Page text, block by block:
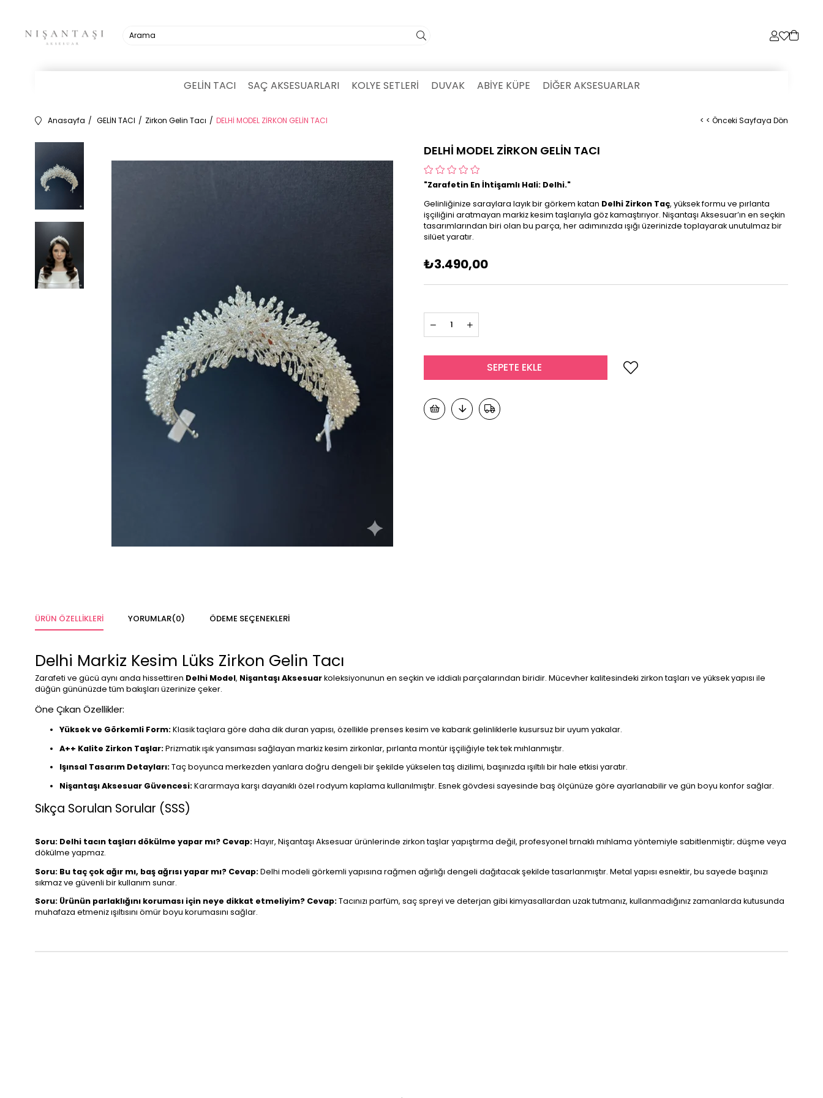
GELİN TACI SAÇ AKSESUARLARI KOLYE SETLERİ DUVAK ABİYE KÜPE DİĞER AKSESUARLAR
Anasayfa GELİN TACI Zirkon Gelin Tacı DELHİ MODEL ZİRKON GELİN TACI < < Önceki Sayfaya Dön
DELHİ MODEL ZİRKON GELİN TACI
"Zarafetin En İhtişamlı Hali: Delhi."
Gelinliğinize saraylara layık bir görkem katan Delhi Zirkon Taç, yüksek formu ve pırlanta
işçiliğini aratmayan markiz kesim taşlarıyla göz kamaştırıyor. Nişantaşı Aksesuar’ın en seçkin
tasarımlarından biri olan bu parça, her adımınızda ışığı üzerinizde toplayarak unutulmaz bir
silüet yaratır.
₺3.490,00
ÜRÜN ÖZELLIKLERI YORUMLAR(0) ÖDEME SEÇENEKLERI
Delhi Markiz Kesim Lüks Zirkon Gelin Tacı
Zarafeti ve gücü aynı anda hissettiren Delhi Model, Nişantaşı Aksesuarkoleksiyonunun en seçkin ve iddialı parçalarından biridir. Mücevher kalitesindeki zirkon taşları ve yüksek yapısı ile
düğün gününüzde tüm bakışları üzerinize çeker.
Öne Çıkan Özellikler:
Yüksek ve Görkemli Form:Klasik taçlara göre daha dik duran yapısı, özellikle prenses kesim ve kabarık gelinliklerle kusursuz bir uyum yakalar.
A++ Kalite Zirkon Taşlar:Prizmatik ışık yansıması sağlayan markiz kesim zirkonlar, pırlanta montür işçiliğiyle tek tek mıhlanmıştır.
Işınsal Tasarım Detayları:Taç boyunca merkezden yanlara doğru dengeli bir şekilde yükselen taş dizilimi, başınızda ışıltılı bir hale etkisi yaratır.
Nişantaşı Aksesuar Güvencesi:Kararmaya karşı dayanıklı özel rodyum kaplama kullanılmıştır. Esnek gövdesi sayesinde baş ölçünüze göre ayarlanabilir ve gün boyu konfor sağlar.
Sıkça Sorulan Sorular (SSS)
Soru: Delhi tacın taşları dökülme yapar mı? Cevap:Hayır, Nişantaşı Aksesuar ürünlerinde zirkon taşlar yapıştırma değil, profesyonel tırnaklı mıhlama yöntemiyle sabitlenmiştir; düşme veya
dökülme yapmaz.
Soru: Bu taç çok ağır mı, baş ağrısı yapar mı? Cevap:Delhi modeli görkemli yapısına rağmen ağırlığı dengeli dağıtacak şekilde tasarlanmıştır. Metal yapısı esnektir, bu sayede başınızı
sıkmaz ve güvenli bir kullanım sunar.
Soru: Ürünün parlaklığını koruması için neye dikkat etmeliyim? Cevap:Tacınızı parfüm, saç spreyi ve deterjan gibi kimyasallardan uzak tutmanız, kullanmadığınız zamanlarda kutusunda
muhafaza etmeniz ışıltısını ömür boyu korumasını sağlar.